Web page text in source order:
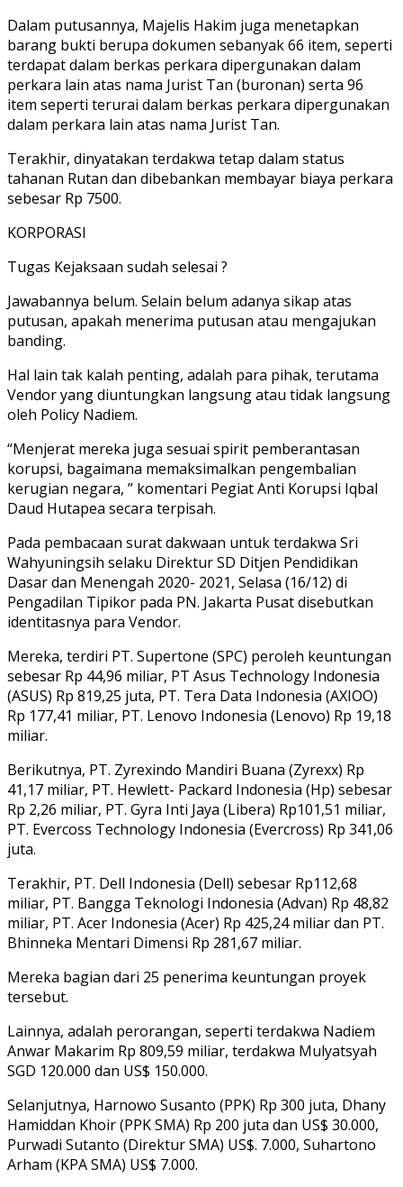
Dalam putusannya, Majelis Hakim juga menetapkan
barang bukti berupa dokumen sebanyak 66 item, seperti
terdapat dalam berkas perkara dipergunakan dalam
perkara lain atas nama Jurist Tan (buronan) serta 96
item seperti terurai dalam berkas perkara dipergunakan
dalam perkara lain atas nama Jurist Tan.
Terakhir, dinyatakan terdakwa tetap dalam status
tahanan Rutan dan dibebankan membayar biaya perkara
sebesar Rp 7500.
KORPORASI
Tugas Kejaksaan sudah selesai ?
Jawabannya belum. Selain belum adanya sikap atas
putusan, apakah menerima putusan atau mengajukan
banding.
Hal lain tak kalah penting, adalah para pihak, terutama
Vendor yang diuntungkan langsung atau tidak langsung
oleh Policy Nadiem.
“Menjerat mereka juga sesuai spirit pemberantasan
korupsi, bagaimana memaksimalkan pengembalian
kerugian negara, ” komentari Pegiat Anti Korupsi Iqbal
Daud Hutapea secara terpisah.
Pada pembacaan surat dakwaan untuk terdakwa Sri
Wahyuningsih selaku Direktur SD Ditjen Pendidikan
Dasar dan Menengah 2020- 2021, Selasa (16/12) di
Pengadilan Tipikor pada PN. Jakarta Pusat disebutkan
identitasnya para Vendor.
Mereka, terdiri PT. Supertone (SPC) peroleh keuntungan
sebesar Rp 44,96 miliar, PT Asus Technology Indonesia
(ASUS) Rp 819,25 juta, PT. Tera Data Indonesia (AXIOO)
Rp 177,41 miliar, PT. Lenovo Indonesia (Lenovo) Rp 19,18
miliar.
Berikutnya, PT. Zyrexindo Mandiri Buana (Zyrexx) Rp
41,17 miliar, PT. Hewlett- Packard Indonesia (Hp) sebesar
Rp 2,26 miliar, PT. Gyra Inti Jaya (Libera) Rp101,51 miliar,
PT. Evercoss Technology Indonesia (Evercross) Rp 341,06
juta.
Terakhir, PT. Dell Indonesia (Dell) sebesar Rp112,68
miliar, PT. Bangga Teknologi Indonesia (Advan) Rp 48,82
miliar, PT. Acer Indonesia (Acer) Rp 425,24 miliar dan PT.
Bhinneka Mentari Dimensi Rp 281,67 miliar.
Mereka bagian dari 25 penerima keuntungan proyek
tersebut.
Lainnya, adalah perorangan, seperti terdakwa Nadiem
Anwar Makarim Rp 809,59 miliar, terdakwa Mulyatsyah
SGD 120.000 dan US$ 150.000.
Selanjutnya, Harnowo Susanto (PPK) Rp 300 juta, Dhany
Hamiddan Khoir (PPK SMA) Rp 200 juta dan US$ 30.000,
Purwadi Sutanto (Direktur SMA) US$. 7.000, Suhartono
Arham (KPA SMA) US$ 7.000.